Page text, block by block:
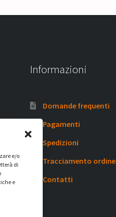
e/o
di
e
Informazioni
Domande frequenti
Pagamenti
Spedizioni
Tracciamento ordine
Contatti